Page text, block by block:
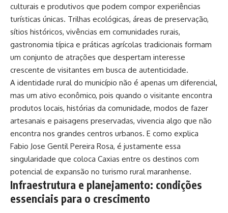
culturais e produtivos que podem compor experiências
turísticas únicas. Trilhas ecológicas, áreas de preservação,
sítios históricos, vivências em comunidades rurais,
gastronomia típica e práticas agrícolas tradicionais formam
um conjunto de atrações que despertam interesse
crescente de visitantes em busca de autenticidade.
A identidade rural do município não é apenas um diferencial,
mas um ativo econômico, pois quando o visitante encontra
produtos locais, histórias da comunidade, modos de fazer
artesanais e paisagens preservadas, vivencia algo que não
encontra nos grandes centros urbanos. E como explica
Fabio Jose Gentil Pereira Rosa, é justamente essa
singularidade que coloca Caxias entre os destinos com
potencial de expansão no turismo rural maranhense.
Infraestrutura e planejamento: condições
essenciais para o crescimento